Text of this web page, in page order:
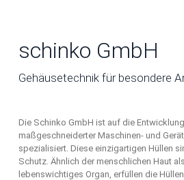
schinko GmbH
Gehäusetechnik für besondere
Die Schinko GmbH ist auf die
maßgeschneiderter Maschinen- und
spezialisiert. Diese einzigartigen Hüllen
Schutz. Ähnlich der menschlichen Haut
lebenswichtiges Organ, erfüllen die